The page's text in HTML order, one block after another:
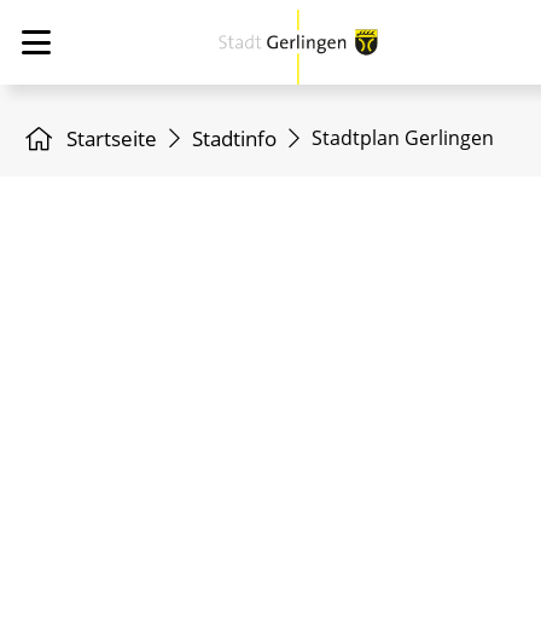
Startseite Stadtinfo Stadtplan Gerlingen